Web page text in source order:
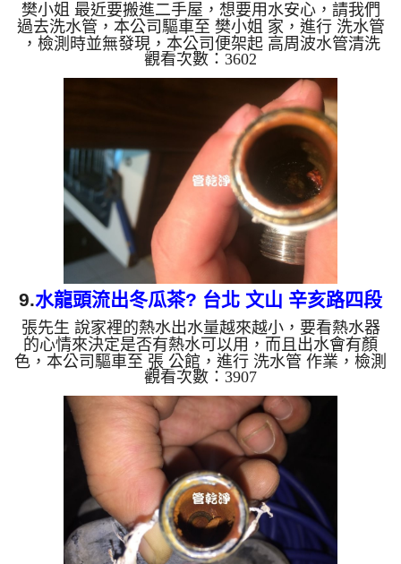
清洗
樊小姐 最近要搬進二手屋，想要用水安心，請我們
過去洗水管，本公司驅車至 樊小姐 家，進行 洗水管
，檢測時並無發現，本公司便架起 高周波水管清洗
機，灌入 檸檬酸水 至管路裡面，等了約15分，開
啟 水管清洗機 ，啟動 螺旋波 模式，一開始沒洗出甚
麼，沒多久狂噴黃色髒水，還噴出異物，如下圖及影
片，一個小時後， 水量變大了，樊小姐可以安心用
水了!! 如是自來水，如水管老化，會產生鐵鏽跟泥沙
堆積，洗出來的水就會是咖啡色，地下水含有氧化
錳，管壁上會結成黑色管垢，洗出來的水會跟石油一
樣黑，有些洗出綠色...
觀看次數：3602
9.水龍頭流出冬瓜茶? 台北 文山 辛亥路四段
洗水管
張先生 說家裡的熱水出水量越來越小，要看熱水器
的心情來決定是否有熱水可以用，而且出水會有顏
色，本公司驅車至 張 公館，進行 洗水管 作業，檢測
時剛拆下三角凡爾就發現裡面都是鐵鏽，本公司便架
起 高周波水管清洗機，灌入 檸檬酸水 至管路裡面，
等了約15分，開啟 水管清洗機 ，啟動 螺旋波 模式，
一開始就洗出棕色髒水，且狂噴異物，如下圖及影
片，一個小時後， 水量變大了，張先生有熱水可以
用了!! 如是自來水，如水管老化，會產生鐵鏽跟泥沙
堆積，洗出來的水就會是咖啡色，地下水含有氧化
錳，管壁上會結成黑...
觀看次數：3907